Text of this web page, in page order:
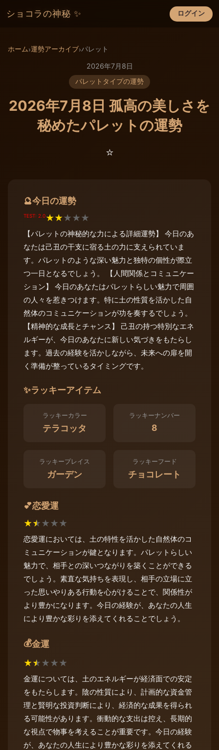
ショコラの神秘 ✨ ログイン
×
ホーム›運勢アーカイブ›パレット
2026年7月8日
パレットタイプの運勢
2026年7月8日 孤高の美しさを
秘めたパレットの運勢
⭐️
🔮今日の運勢
TEST: 2.0★★★★★
【パレットの神秘的な力による詳細運勢】 今日のあ
なたは己丑の干支に宿る土の力に支えられていま
す。パレットのような深い魅力と独特の個性が際立
つ一日となるでしょう。 【人間関係とコミュニケー
ション】 今日のあなたはパレットらしい魅力で周囲
の人々を惹きつけます。特に土の性質を活かした自
然体のコミュニケーションが功を奏するでしょう。
【精神的な成長とチャンス】 己丑の持つ特別なエネ
ルギーが、今日のあなたに新しい気づきをもたらし
ます。過去の経験を活かしながら、未来への扉を開
く準備が整っているタイミングです。
✨ラッキーアイテム
ラッキーカラー
テラコッタ
ラッキーナンバー
8
ラッキープレイス
ガーデン
ラッキーフード
チョコレート
💕恋愛運
★★★★★
恋愛運においては、土の特性を活かした自然体のコ
ミュニケーションが鍵となります。パレットらしい
魅力で、相手との深いつながりを築くことができる
でしょう。素直な気持ちを表現し、相手の立場に立
った思いやりある行動を心がけることで、関係性が
より豊かになります。今日の経験が、あなたの人生
により豊かな彩りを添えてくれることでしょう。
💰金運
★★★★★
金運については、土のエネルギーが経済面での安定
をもたらします。陰の性質により、計画的な資金管
理と賢明な投資判断により、経済的な成果を得られ
る可能性があります。衝動的な支出は控え、長期的
な視点で物事を考えることが重要です。今日の経験
が、あなたの人生により豊かな彩りを添えてくれる